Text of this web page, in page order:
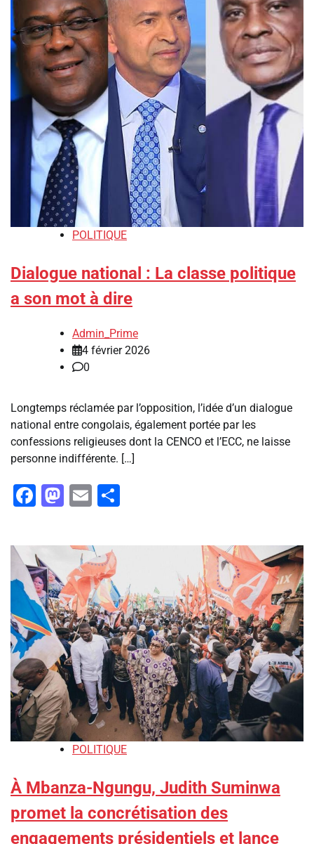
POLITIQUE
Dialogue national : La classe politique
a son mot à dire
Admin_Prime
4 février 2026
0
Longtemps réclamée par l’opposition, l’idée d’un dialogue
national entre congolais, également portée par les
confessions religieuses dont la CENCO et l’ECC, ne laisse
personne indifférente. […]
Facebook
Mastodon
Email
POLITIQUE
À Mbanza-Ngungu, Judith Suminwa
promet la concrétisation des
engagements présidentiels et lance